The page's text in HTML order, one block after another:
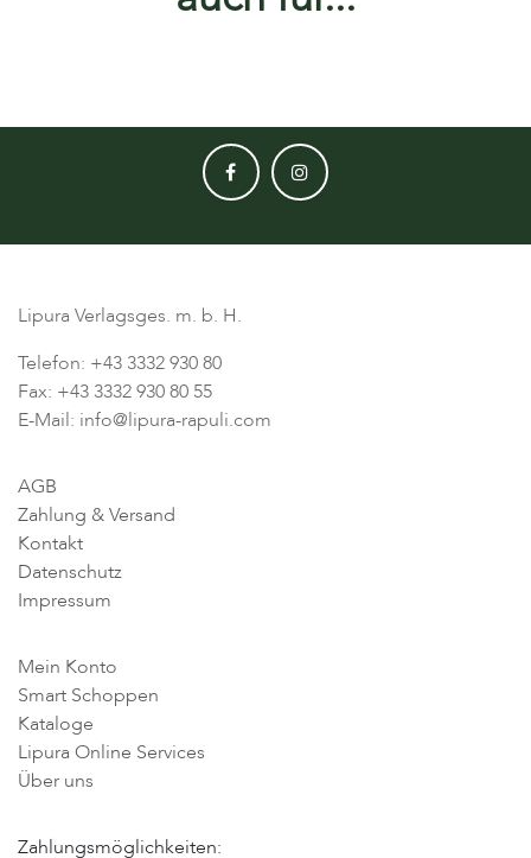
Lipura Verlagsges. m. b. H.
Telefon: +43 3332 930 80
Fax: +43 3332 930 80 55
E-Mail: info@lipura-rapuli.com
AGB
Zahlung & Versand
Kontakt
Datenschutz
Impressum
Mein Konto
Smart Schoppen
Kataloge
Lipura Online Services
Über uns
Zahlungsmöglichkeiten: